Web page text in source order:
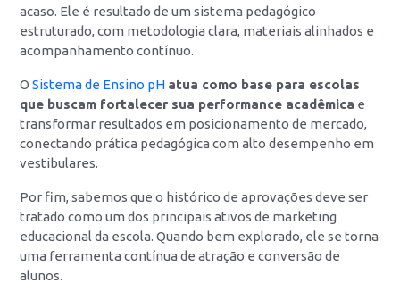
acaso. Ele é resultado de um sistema pedagógico
estruturado, com metodologia clara, materiais alinhados e
acompanhamento contínuo.
OSistema de Ensino pH atua como base para escolas
que buscam fortalecer sua performance acadêmica e
transformar resultados em posicionamento de mercado,
conectando prática pedagógica com alto desempenho em
vestibulares.
Por fim, sabemos que o histórico de aprovações deve ser
tratado como um dos principais ativos de marketing
educacional da escola. Quando bem explorado, ele se torna
uma ferramenta contínua de atração e conversão de
alunos.